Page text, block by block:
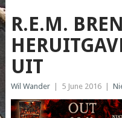
R.E.M.
UIT
Wil Wander 5 June 2016